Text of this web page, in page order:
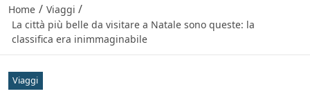
Home / Viaggi /
La città più belle da visitare a Natale sono queste: la
classifica era inimmaginabile
Viaggi